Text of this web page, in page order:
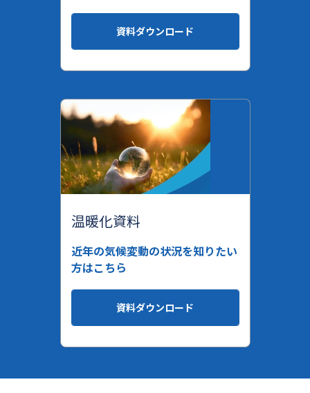
資料ダウンロード
温暖化資料
近年の気候変動の状況を知りたい
方はこちら
資料ダウンロード